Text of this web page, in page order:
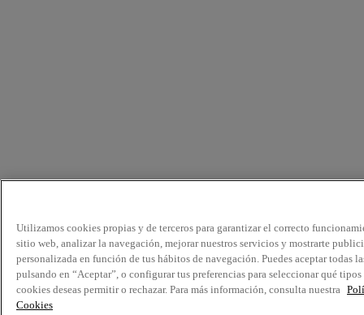
Utilizamos cookies propias y de terceros para garantizar el correcto
sitio web, analizar la navegación, mejorar nuestros servicios y mostrarte
personalizada en función de tus hábitos de navegación. Puedes aceptar todas
pulsando en “Aceptar”, o configurar tus preferencias para seleccionar qué tipos
cookies deseas permitir o rechazar. Para más información, consulta nuestra
Cookies